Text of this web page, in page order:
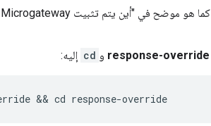
كما هو موضح في "أين يتم تثبيت Edge Microgateway" في
response-override و cd إليه:
&& cd response-override